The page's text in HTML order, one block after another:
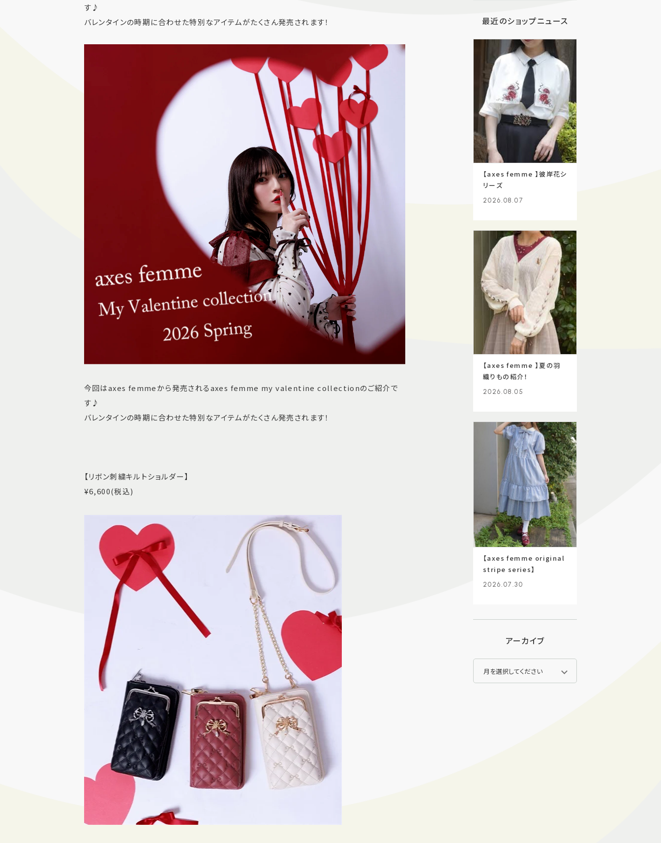
す♪
バレンタインの時期に合わせた特別なアイテムがたくさん発売されます！
今回はaxes femmeから発売されるaxes femme my valentine collectionのご紹介で
す♪
バレンタインの時期に合わせた特別なアイテムがたくさん発売されます！
【リボン刺繍キルトショルダー】
¥6,600(税込)
最近のショップニュース
【axes femme 】彼岸花シ
リーズ
2026.08.07
【axes femme 】夏の羽
織りもの紹介！
2026.08.05
【axes femme original
stripe series】
2026.07.30
アーカイブ